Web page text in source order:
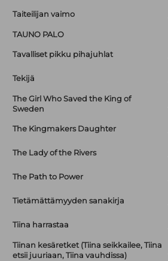
Taiteilijan vaimo
TAUNO PALO
Tavalliset pikku pihajuhlat
Tekijä
The Girl Who Saved the King of
Sweden
The Kingmakers Daughter
The Lady of the Rivers
The Path to Power
Tietämättämyyden sanakirja
Tiina harrastaa
Tiinan kesäretket (Tiina seikkailee, Tiina
etsii juuriaan, Tiina vauhdissa)